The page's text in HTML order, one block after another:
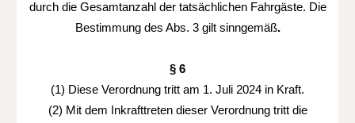
durch die Gesamtanzahl der tatsächlichen Fahrgäste. Die
Bestimmung des Abs. 3 gilt sinngemäß.
§ 6
(1) Diese Verordnung tritt am 1. Juli 2024 in Kraft.
(2) Mit dem Inkrafttreten dieser Verordnung tritt die